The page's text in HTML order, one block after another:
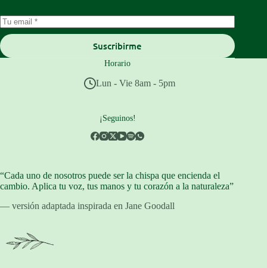
Suscribirme
Horario
Lun - Vie 8am - 5pm
¡Seguinos!
“Cada uno de nosotros puede ser la chispa que encienda el
cambio. Aplica tu voz, tus manos y tu corazón a la naturaleza”
— versión adaptada inspirada en Jane Goodall